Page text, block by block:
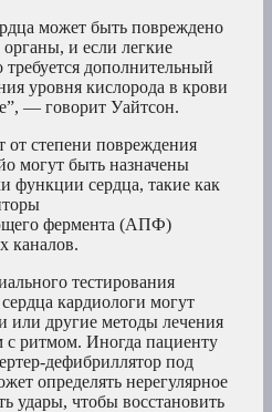
может быть повреждено
и если легкие
дополнительный
уровня кислорода в крови
— говорит Уайтсон.
от степени повреждения
могут быть назначены
функции сердца, такие как
фермента (АПФ)
каналов.
тестирования
кардиологи могут
или другие методы лечения
с ритмом. Иногда пациенту
дефибриллятор под
определять нерегулярное
удары, чтобы восстановить